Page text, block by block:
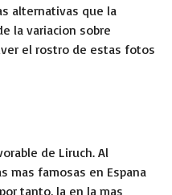
alternativas que la
la variacion sobre
el rostro de estas fotos
de Liruch. Al
mas famosas en Espana
tanto, la en la mas